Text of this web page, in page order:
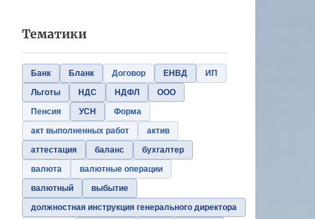
Тематики
Банк Бланк Договор ЕНВД
ИП
Льготы
НДС НДФЛ
ООО
Пенсия
УСН
Форма
акт выполненных работ
актив
аттестация
баланс
бухгалтер
валюта
валютные операции
валютный
выбытие
должностная инструкция генерального директора